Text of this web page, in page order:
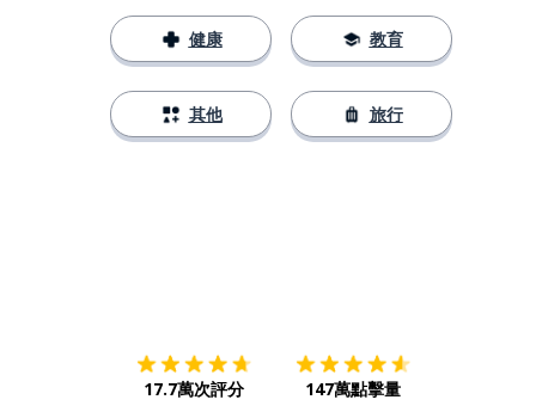
健康
其他
教育
旅行
17.7萬次評分 147萬點擊量